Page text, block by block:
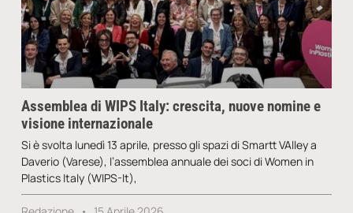
Assemblea di WIPS Italy: crescita, nuove nomine e
visione internazionale
Si è svolta lunedì 13 aprile, presso gli spazi di Smartt VAlley a
Daverio (Varese), l’assemblea annuale dei soci di Women in
Plastics Italy (WIPS-It),